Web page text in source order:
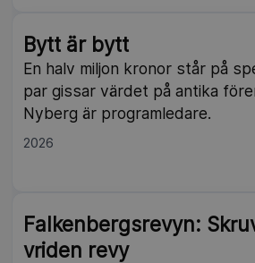
Bytt är bytt
En halv miljon kronor står på
par gissar värdet på antika
Nyberg är programledare.
2026
Falkenbergsrevyn:
vriden revy